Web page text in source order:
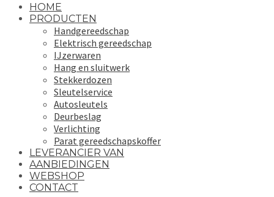
HOME
PRODUCTEN
Handgereedschap
Elektrisch gereedschap
IJzerwaren
Hang en sluitwerk
Stekkerdozen
Sleutelservice
Autosleutels
Deurbeslag
Verlichting
Parat gereedschapskoffer
LEVERANCIER VAN
AANBIEDINGEN
WEBSHOP
CONTACT